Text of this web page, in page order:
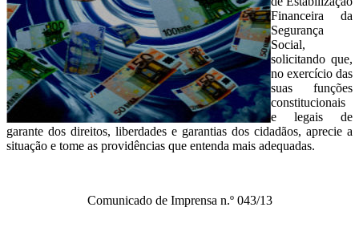
Financeira da
Segurança
Social,
solicitando que,
no exercício das
suas funções
constitucionais
e legais de
garante dos direitos, liberdades e garantias dos cidadãos, aprecie a
situação e tome as providências que entenda mais adequadas.
Comunicado de Imprensa n.º 043/13